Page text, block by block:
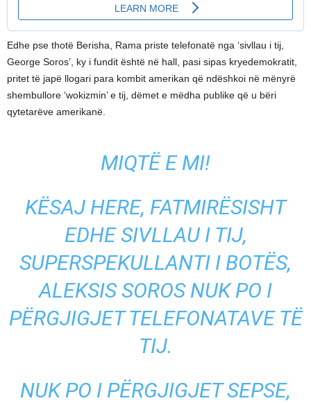
Edhe pse thotë Berisha, Rama priste telefonatë nga ‘sivllau i tij,
George Soros’, ky i fundit është në hall, pasi sipas kryedemokratit,
pritet të japë llogari para kombit amerikan që ndëshkoi në mënyrë
shembullore ‘wokizmin’ e tij, dëmet e mëdha publike që u bëri
qytetarëve amerikanë.
MIQTË E MI!
KËSAJ HERE, FATMIRËSISHT
EDHE SIVLLAU I TIJ,
SUPERSPEKULLANTI I BOTËS,
ALEKSIS SOROS NUK PO I
PËRGJIGJET TELEFONATAVE TË
TIJ.
NUK PO I PËRGJIGJET SEPSE,